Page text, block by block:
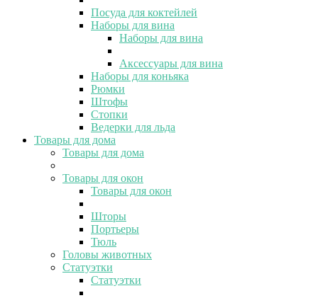
Посуда для коктейлей
Наборы для вина
Наборы для вина
Аксессуары для вина
Наборы для коньяка
Рюмки
Штофы
Стопки
Ведерки для льда
Товары для дома
Товары для дома
Товары для окон
Товары для окон
Шторы
Портьеры
Тюль
Головы животных
Статуэтки
Статуэтки